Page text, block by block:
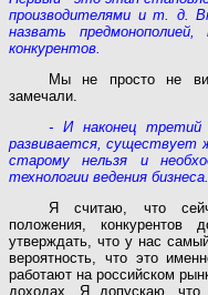
производителями и т. д.
назвать
конкурентов.
Мы не просто не
замечали.
- И наконец третий
развивается, существует
старому нельзя и
технологии ведения бизнеса.
Я считаю, что
положения,
утверждать, что у нас
вероятность, что это
работают на российском
доходах. Я допускаю, что